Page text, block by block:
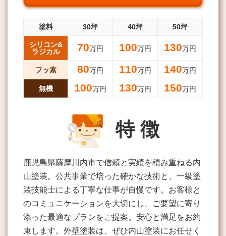
塗料 30坪 40坪 50坪
シリコン&
ラジカル
70万円 100万円 130万円
フッ素 80万円 110万円 140万円
無機 100万円 130万円 150万円
特 徴
鹿児島県薩摩川内市で信頼と実績を積み重ねる内
山塗装。公共事業で培った確かな技術と、一級塗
装技能士による丁寧な仕事が自慢です。お客様と
のコミュニケーションを大切にし、ご要望に寄り
添った最適なプランをご提案。安心と満足をお約
束します。外壁塗装は、ぜひ内山塗装にお任せく